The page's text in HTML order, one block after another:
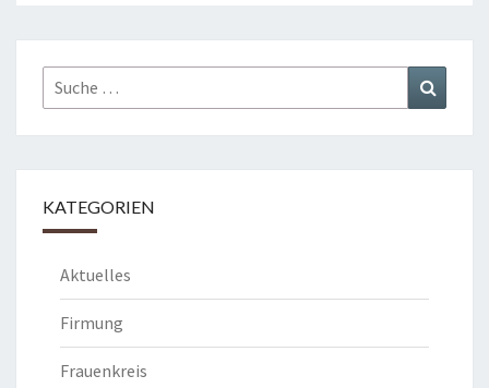
Suche
nach:
KATEGORIEN
Aktuelles
Firmung
Frauenkreis